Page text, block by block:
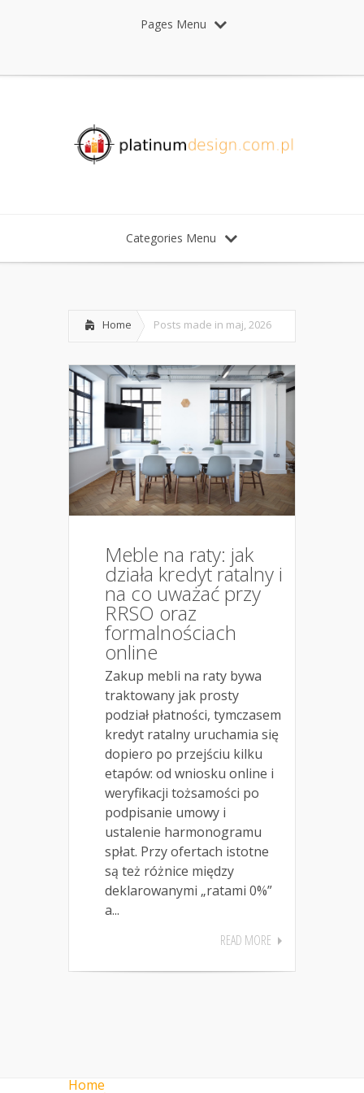
Pages Menu
Categories Menu
Home Posts made in maj, 2026
Meble na raty: jak
działa kredyt ratalny i
na co uważać przy
RRSO oraz
formalnościach
online
Zakup mebli na raty bywa
traktowany jak prosty
podział płatności, tymczasem
kredyt ratalny uruchamia się
dopiero po przejściu kilku
etapów: od wniosku online i
weryfikacji tożsamości po
podpisanie umowy i
ustalenie harmonogramu
spłat. Przy ofertach istotne
są też różnice między
deklarowanymi „ratami 0%”
a...
READ MORE
Home